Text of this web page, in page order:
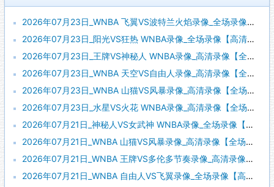
2026年07月23日_WNBA 飞翼VS波特兰火焰录像_全场录像【高清回放】
2026年07月23日_阳光VS狂热 WNBA录像_全场录像【高清回放】
2026年07月23日_王牌VS神秘人 WNBA录像_高清录像【全场回放】
2026年07月23日_WNBA 天空VS自由人录像_高清录像【全场回放】
2026年07月23日_WNBA 山猫VS风暴录像_高清录像【全场回放】
2026年07月23日_水星VS火花 WNBA录像_高清录像【全场回放】
2026年07月21日_神秘人VS女武神 WNBA录像_全场录像【视频集锦】
2026年07月21日_WNBA 山猫VS风暴录像_高清录像【全场回放】
2026年07月21日_WNBA 王牌VS多伦多节奏录像_高清录像【全场回放】
2026年07月21日_WNBA 自由人VS飞翼录像_全场录像【高清回放】